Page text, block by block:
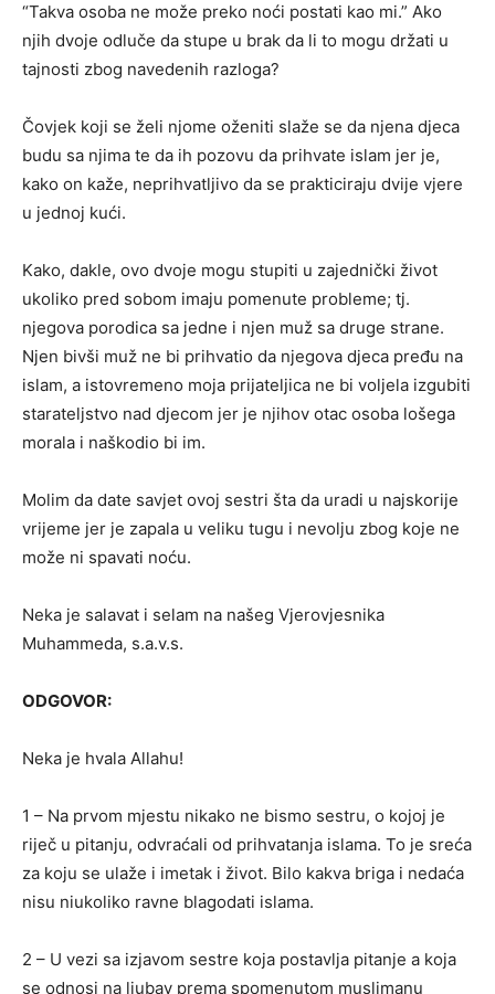
“Takva osoba ne može preko noći postati kao mi.” Ako
njih dvoje odluče da stupe u brak da li to mogu držati u
tajnosti zbog navedenih razloga?
Čovjek koji se želi njome oženiti slaže se da njena djeca
budu sa njima te da ih pozovu da prihvate islam jer je,
kako on kaže, neprihvatljivo da se prakticiraju dvije vjere
u jednoj kući.
Kako, dakle, ovo dvoje mogu stupiti u zajednički život
ukoliko pred sobom imaju pomenute probleme; tj.
njegova porodica sa jedne i njen muž sa druge strane.
Njen bivši muž ne bi prihvatio da njegova djeca pređu na
islam, a istovremeno moja prijateljica ne bi voljela izgubiti
starateljstvo nad djecom jer je njihov otac osoba lošega
morala i naškodio bi im.
Molim da date savjet ovoj sestri šta da uradi u najskorije
vrijeme jer je zapala u veliku tugu i nevolju zbog koje ne
može ni spavati noću.
Neka je salavat i selam na našeg Vjerovjesnika
Muhammeda, s.a.v.s.
ODGOVOR:
Neka je hvala Allahu!
1 – Na prvom mjestu nikako ne bismo sestru, o kojoj je
riječ u pitanju, odvraćali od prihvatanja islama. To je sreća
za koju se ulaže i imetak i život. Bilo kakva briga i nedaća
nisu niukoliko ravne blagodati islama.
2 – U vezi sa izjavom sestre koja postavlja pitanje a koja
se odnosi na ljubav prema spomenutom muslimanu